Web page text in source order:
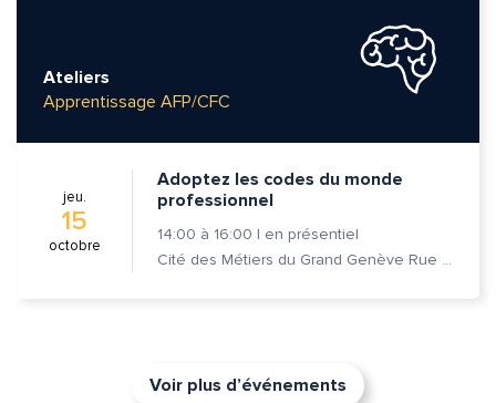
Ateliers
Apprentissage AFP/CFC
jeu.
15
octobre
Adoptez les codes du monde
professionnel
14:00 à 16:00 | en présentiel
Cité des Métiers du Grand Genève Rue Prévost-Martin 6 1205 Genève
Voir plus d’événements